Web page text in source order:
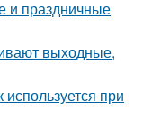
и праздничные
выходные,
при